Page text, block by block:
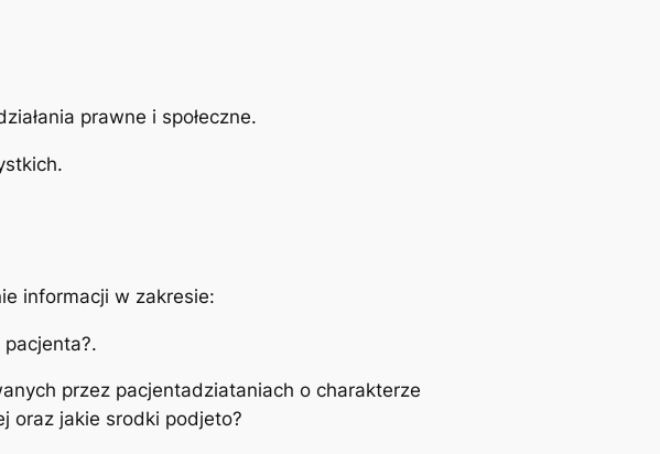
prawne i społeczne.
informacji w zakresie:
przez pacjentadziataniach o charakterze
oraz jakie srodki podjeto?